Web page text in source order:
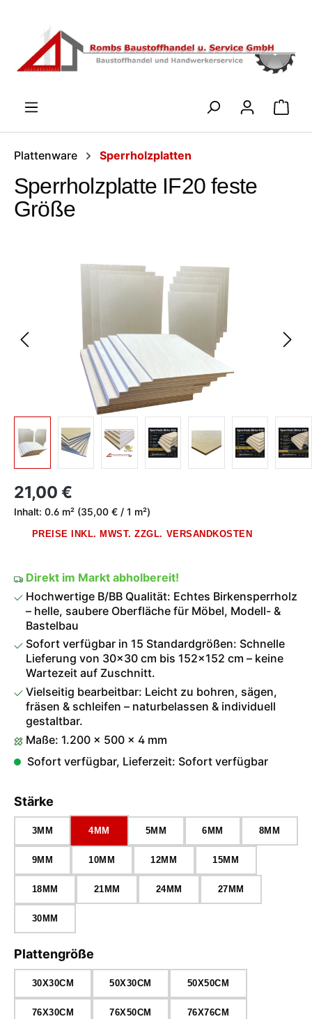
Plattenware Sperrholzplatten
Sperrholzplatte IF20 feste
Größe
Regulärer Preis:
21,00 €
Inhalt: 0.6 m² (35,00 € / 1 m²)
PREISE INKL. MWST. ZZGL. VERSANDKOSTEN
Direkt im Markt abholbereit!
Hochwertige B/BB Qualität: Echtes Birkensperrholz
– helle, saubere Oberfläche für Möbel, Modell- &
Bastelbau
Sofort verfügbar in 15 Standardgrößen: Schnelle
Lieferung von 30×30 cm bis 152×152 cm – keine
Wartezeit auf Zuschnitt.
Vielseitig bearbeitbar: Leicht zu bohren, sägen,
fräsen & schleifen – naturbelassen & individuell
gestaltbar.
Maße: 1.200 × 500 × 4 mm
Sofort verfügbar, Lieferzeit: Sofort verfügbar
Stärke
3MM 4MM 5MM 6MM 8MM
9MM 10MM 12MM 15MM
18MM 21MM 24MM 27MM
30MM
Plattengröße
30X30CM 50X30CM 50X50CM
76X30CM 76X50CM 76X76CM